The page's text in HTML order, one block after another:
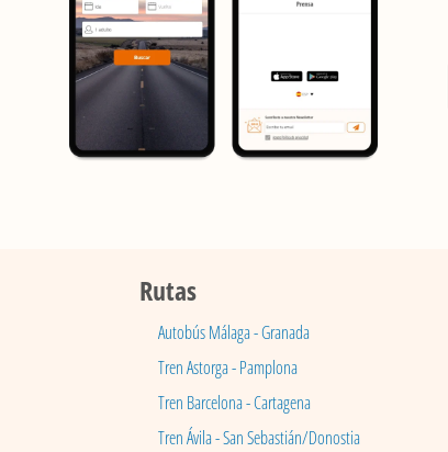
Rutas
Autobús Málaga - Granada
Tren Astorga - Pamplona
Tren Barcelona - Cartagena
Tren Ávila - San Sebastián/Donostia